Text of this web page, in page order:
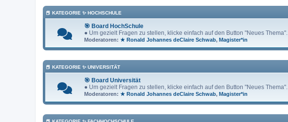
📕 KATEGORIE ✨ HOCHSCHULE
🎯 Board HochSchule
● Um gezielt Fragen zu stellen, klicke einfach auf den Button "Neues Thema".
Moderatoren: ★ Ronald Johannes deClaire Schwab, Magister*in
📕 KATEGORIE ✨ UNIVERSITÄT
🎯 Board Universität
● Um gezielt Fragen zu stellen, klicke einfach auf den Button "Neues Thema".
Moderatoren: ★ Ronald Johannes deClaire Schwab, Magister*in